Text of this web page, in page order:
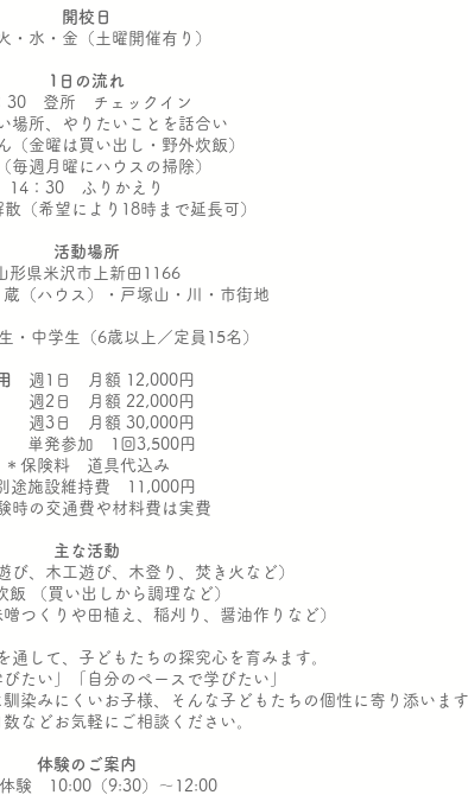
開校日
・水・金（土曜開催有り）
1日の流れ
30 登所 チェックイン
場所、やりたいことを話合い
（金曜は買い出し・野外炊飯）
毎週月曜にハウスの掃除）
14：30 ふりかえり
（希望により18時まで延長可）
活動場所
形県米沢市上新田1166
（ハウス）・戸塚山・川・市街地
・中学生（6歳以上／定員15名）
週1日 月額 12,000円
2日 月額 22,000円
3日 月額 30,000円
発参加 1回3,500円
＊保険料 道具代込み
途施設維持費 11,000円
時の交通費や材料費は実費
主な活動
び、木工遊び、木登り、焚き火など）
飯 （買い出しから調理など）
つくりや田植え、稲刈り、醤油作りなど）
通して、子どもたちの探究心を育みます。
びたい」「自分のペースで学びたい」
染みにくいお子様、そんな子どもたちの個性に寄り添います
などお気軽にご相談ください。
体験のご案内
体験 10:00（9:30）～12:00